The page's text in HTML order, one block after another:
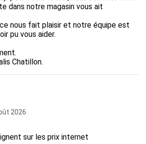
dans notre magasin vous ait
nous fait plaisir et notre équipe est
pu vous aider.
Chatillon.
2026
sur les prix internet